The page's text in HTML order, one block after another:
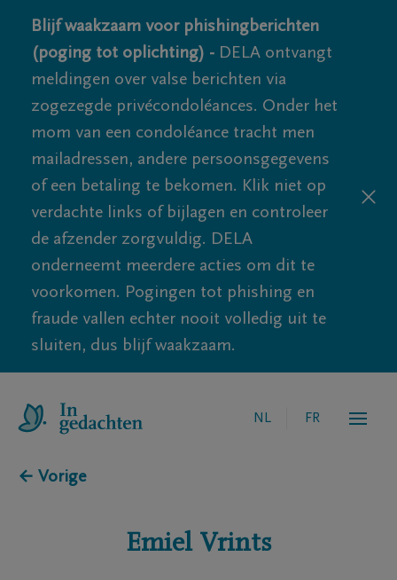
Blijf waakzaam voor phishingberichten
(poging tot oplichting) - DELA ontvangt
meldingen over valse berichten via
zogezegde privécondoléances. Onder het
mom van een condoléance tracht men
mailadressen, andere persoonsgegevens
of een betaling te bekomen. Klik niet op
verdachte links of bijlagen en controleer
de afzender zorgvuldig. DELA
onderneemt meerdere acties om dit te
voorkomen. Pogingen tot phishing en
fraude vallen echter nooit volledig uit te
sluiten, dus blijf waakzaam.
NL FR
← Vorige
Emiel Vrints